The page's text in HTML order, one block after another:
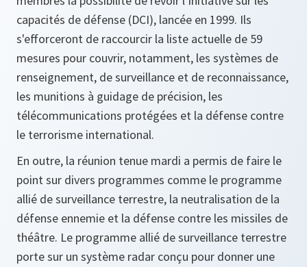
capacités de défense (DCI), lancée en 1999. Ils
s'efforceront de raccourcir la liste actuelle de 59
mesures pour couvrir, notamment, les systèmes de
renseignement, de surveillance et de reconnaissance,
les munitions à guidage de précision, les
télécommunications protégées et la défense contre
le terrorisme international.
En outre, la réunion tenue mardi a permis de faire le
point sur divers programmes comme le programme
allié de surveillance terrestre, la neutralisation de la
défense ennemie et la défense contre les missiles de
théâtre. Le programme allié de surveillance terrestre
porte sur un système radar conçu pour donner une